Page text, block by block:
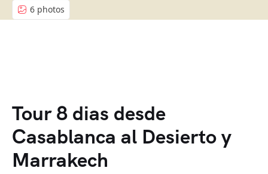
6 photos
Tour 8 dias desde
Casablanca al Desierto y
Marrakech